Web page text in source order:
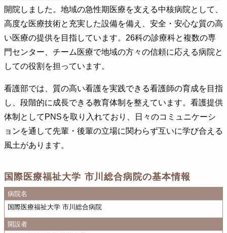
開院しました。地域の急性期医療を支える中核病院として、
高度な医療技術と充実した設備を備え、安全・安心な質の高
い医療の提供を目指しています。26科の診療科と複数の専
門センター、チーム医療で地域の方々の信頼に応える病院と
しての役割を担っています。
看護部では、質の高い看護を実践できる看護師の育成を目指
し、段階的に成長できる教育体制を整えています。看護提供
体制としてPNSを取り入れており、日々のコミュニケーシ
ョンを通して先輩・後輩の立場に関わらず互いに学び合える
風土があります。
国際医療福祉大学 市川総合病院の基本情報
病院名
国際医療福祉大学 市川総合病院
開設者